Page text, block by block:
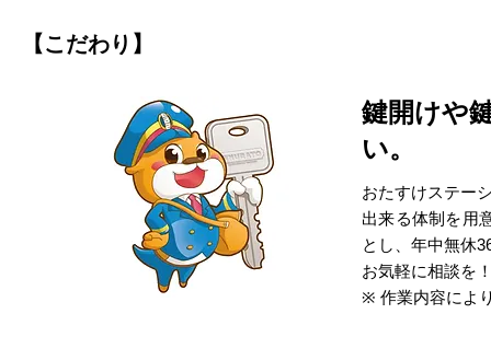
【こだわり】
鍵開けや
い。
おたすけステー
出来る体制を用
とし、年中無休
お気軽に相談を
※ 作業内容によ